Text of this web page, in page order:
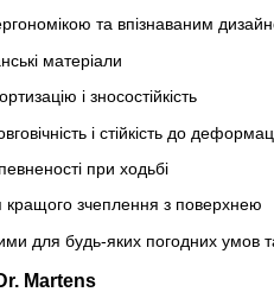
та впізнаваним
матеріали
і зносостійкість
і стійкість до
при ходьбі
кращого зчеплення з поверхнею
для будь-яких погодних умов
Martens